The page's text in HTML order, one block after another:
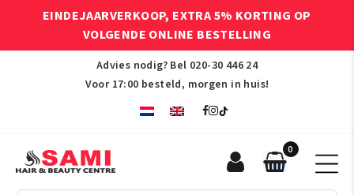
EINDEJAARVERKOOP, EXTRA 5% KORTING OP
VOLGENDE ONLINE BESTELLING
Advies nodig? Bel 020-30 446 24
Voor 17:00 besteld, morgen in huis!
0